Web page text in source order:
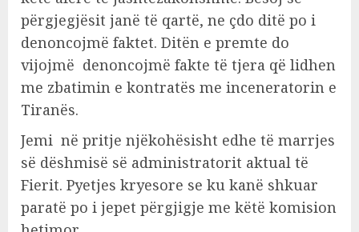
përgjegjësit janë të qartë, ne çdo ditë po i
denoncojmë faktet. Ditën e premte do
vijojmë denoncojmë fakte të tjera që lidhen
me zbatimin e kontratës me inceneratorin e
Tiranës.
Jemi në pritje njëkohësisht edhe të marrjes
së dëshmisë së administratorit aktual të
Fierit. Pyetjes kryesore se ku kanë shkuar
paratë po i jepet përgjigje me këtë komision